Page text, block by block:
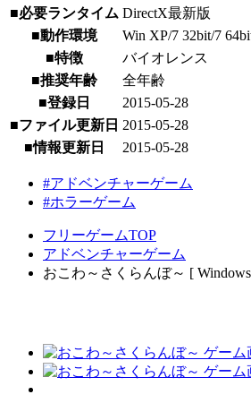
■必要ランタイム DirectX最新版
■動作環境
Win XP/7 32bit/7
■特徴
バイオレンス
■推奨年齢
全年齢
■登録日
2015-05-28
■ファイル更新日 2015-05-28
■情報更新日
2015-05-28
#アドベンチャーゲーム
#ホラーゲーム
フリーゲームTOP
アドベンチャーゲーム
おこわ～さくらんぼ～ [